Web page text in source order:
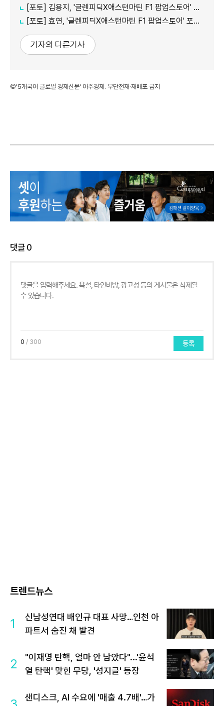
[포토] 김용지, '글렌피딕X애스턴마틴 F1 팝업스토어' 포토콜 참석
[포토] 효연, '글렌피딕X애스턴마틴 F1 팝업스토어' 포토콜 참석
기자의 다른기사
©'5개국어 글로벌 경제신문' 아주경제. 무단전재·재배포 금지
댓글0
0 / 300 등록
트렌드뉴스
1
신남성연대 배인규 대표 사망…인천 아
파트서 숨진 채 발견
2
"이재명 탄핵, 얼마 안 남았다"...'윤석
열 탄핵' 맞힌 무당, '성지글' 등장
샌디스크, AI 수요에 '매출 4.7배'…가